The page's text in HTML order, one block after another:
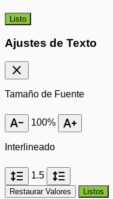
Listo
Ajustes de Texto
close
Tamaño de Fuente
text_decrease 100% text_increase
Interlineado
format_line_spacing 1.5 format_line_spacing
Restaurar Valores Listos